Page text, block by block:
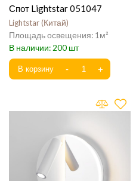
Спот Lightstar 051047
Lightstar Китай
1
200